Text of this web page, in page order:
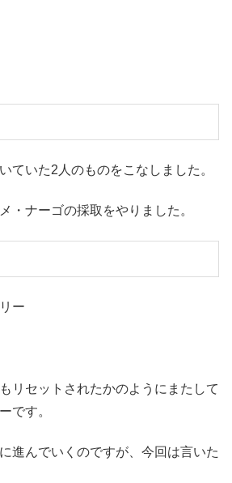
ていた2人のものをこなしました。
・ナーゴの採取をやりました。
ー
リセットされたかのようにまたして
です。
進んでいくのですが、今回は言いた